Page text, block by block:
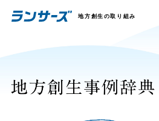
地方創生の取り組み